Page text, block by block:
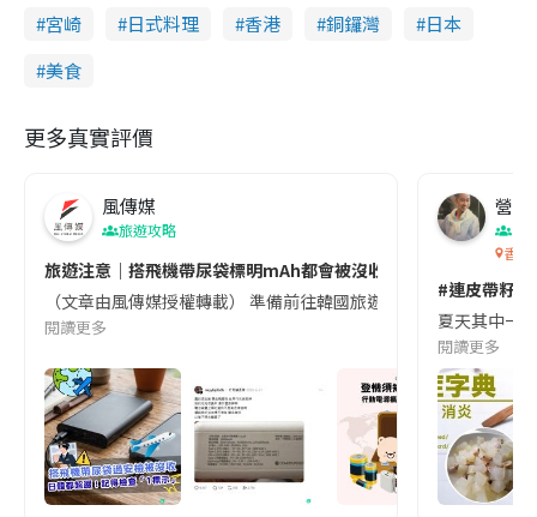
宮崎
日式料理 香港 銅鑼灣
日本
美食
更多真實評價
風傳媒
旅遊攻略
旅遊注意｜搭飛機帶尿袋標明mAh都會被沒收😱出發前切記檢查
（文章由風傳媒授權轉載） 準備前往韓國旅遊的民眾，近期要
閱讀更多
營養
香港
#連皮帶籽
夏天其中一
閱讀更多